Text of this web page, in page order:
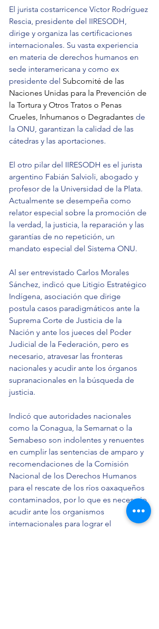
El jurista costarricence Víctor Rodríguez
Rescia, presidente del IIRESODH,
dirige y organiza las certificaciones
internacionales. Su vasta experiencia
en materia de derechos humanos en
sede interamericana y como ex
presidente del Subcomité de las
Naciones Unidas para la Prevención de
la Tortura y Otros Tratos o Penas
Crueles, Inhumanos o Degradantes de
la ONU, garantizan la calidad de las
cátedras y las aportaciones.
El otro pilar del IIRESODH es el jurista
argentino Fabián Salvioli, abogado y
profesor de la Universidad de la Plata.
Actualmente se desempeña como
relator especial sobre la promoción de
la verdad, la justicia, la reparación y las
garantías de no repetición, un
mandato especial del Sistema ONU.
Al ser entrevistado Carlos Morales
Sánchez, indicó que Litigio Estratégico
Indígena, asociación que dirige
postula casos paradigmáticos ante la
Suprema Corte de Justicia de la
Nación y ante los jueces del Poder
Judicial de la Federación, pero es
necesario, atravesar las fronteras
nacionales y acudir ante los órganos
supranacionales en la búsqueda de
justicia.
Indicó que autoridades nacionales
como la Conagua, la Semarnat o la
Semabeso son indolentes y renuentes
en cumplir las sentencias de amparo y
recomendaciones de la Comisión
Nacional de los Derechos Humanos
para el rescate de los ríos oaxaqueños
contaminados, por lo que es necesario
acudir ante los organismos
internacionales para lograr el